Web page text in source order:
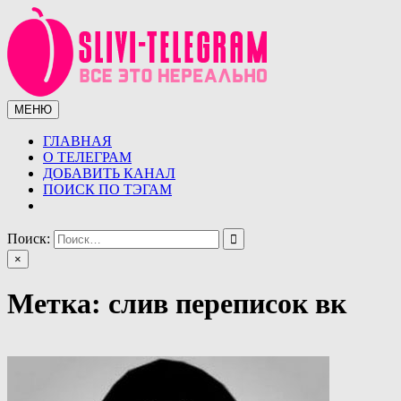
Перейти
к
содержимому
Сливы телеграмм (telegram)
Сливы ТГ (telegram) от курсов до слив знаменитостей.
Уникальная база слив ТГ
МЕНЮ
ГЛАВНАЯ
О ТЕЛЕГРАМ
ДОБАВИТЬ КАНАЛ
ПОИСК ПО ТЭГАМ
Поиск:
×
Метка: слив переписок вк